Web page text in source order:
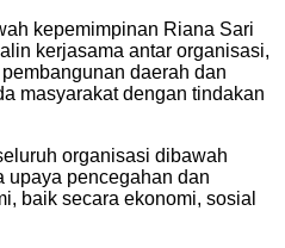
kepemimpinan Riana Sari
kerjasama antar organisasi,
daerah dan
masyarakat dengan tindakan
organisasi dibawah
upaya pencegahan dan
baik secara ekonomi, sosial